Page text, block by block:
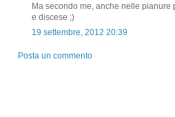
Ma secondo me, anche nelle
e discese ;)
19 settembre, 2012 20:39
Posta un commento